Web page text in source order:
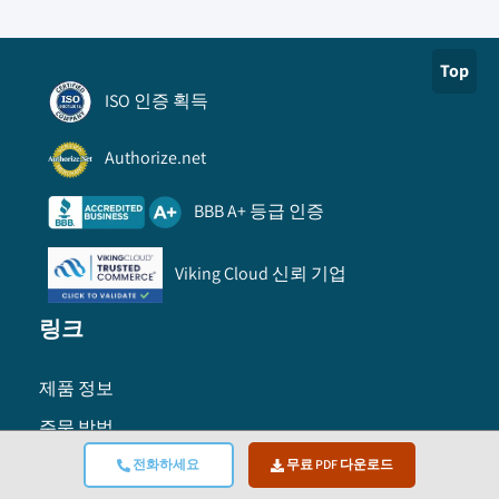
전화하세요 무료 PDF 다운로드
Top
ISO 인증 획득
Authorize.net
BBB A+ 등급 인증
Viking Cloud 신뢰 기업
링크
제품 정보
주문 방법